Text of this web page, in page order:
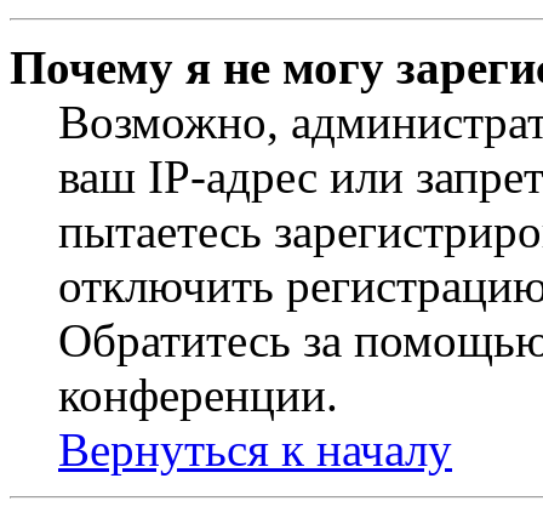
Почему я не могу
Возможно,
ваш IP-адрес или
пытаетесь
отключить
Обратитесь за
конференции.
Вернуться к началу